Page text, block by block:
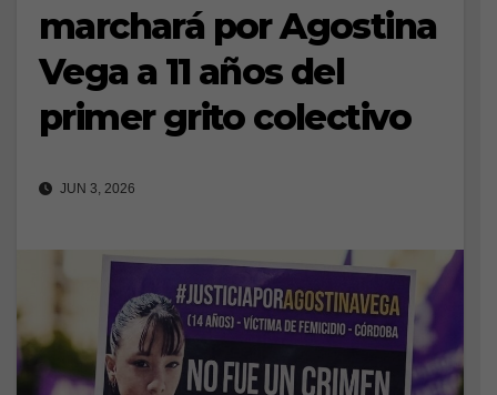
marchará por Agostina
Vega a 11 años del
primer grito colectivo
JUN 3, 2026